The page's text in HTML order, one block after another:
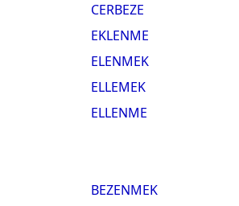
CERBEZE
EKLENME
ELENMEK
ELLEMEK
ELLENME
BEZENMEK